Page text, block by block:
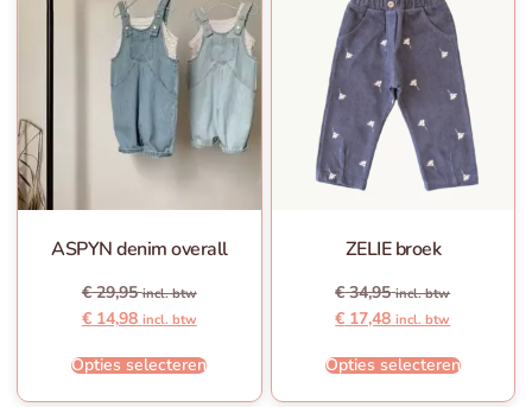
ASPYN denim overall
€29,95 incl. btw
€14,98 incl. btw
Opties selecteren
ZELIE broek
€34,95 incl. btw
€ 17,48 incl. btw
Opties selecteren